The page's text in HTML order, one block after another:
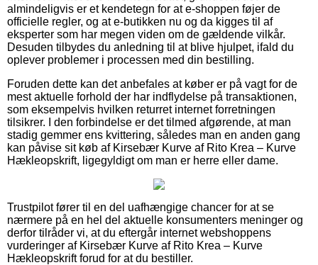
almindeligvis er et kendetegn for at e-shoppen føjer de
officielle regler, og at e-butikken nu og da kigges til af
eksperter som har megen viden om de gældende vilkår.
Desuden tilbydes du anledning til at blive hjulpet, ifald du
oplever problemer i processen med din bestilling.
Foruden dette kan det anbefales at køber er på vagt for de
mest aktuelle forhold der har indflydelse på transaktionen,
som eksempelvis hvilken returret internet forretningen
tilsikrer. I den forbindelse er det tilmed afgørende, at man
stadig gemmer ens kvittering, således man en anden gang
kan påvise sit køb af Kirsebær Kurve af Rito Krea – Kurve
Hækleopskrift, ligegyldigt om man er herre eller dame.
Trustpilot fører til en del uafhængige chancer for at se
nærmere på en hel del aktuelle konsumenters meninger og
derfor tilråder vi, at du eftergår internet webshoppens
vurderinger af Kirsebær Kurve af Rito Krea – Kurve
Hækleopskrift forud for at du bestiller.